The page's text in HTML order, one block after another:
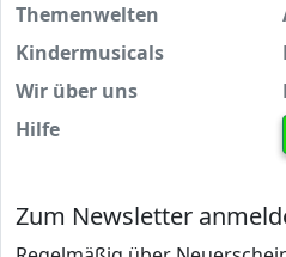
Themenwelten
Kindermusicals
Wir über uns
Hilfe
Zum Newsletter